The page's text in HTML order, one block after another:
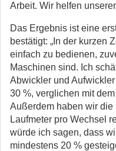
Arbeit. Wir helfen
Das Ergebnis ist eine
bestätigt: „In der kurzen
einfach zu bedienen,
Maschinen sind. Ich
Abwickler und
30 %, verglichen mit
Außerdem haben wir die
Laufmeter pro Wechsel
würde ich sagen, dass
mindestens 20 %